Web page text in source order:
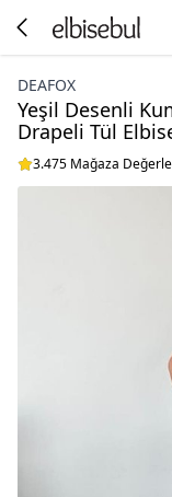
DEAFOX
Yeşil Desenli
Drapeli Tül
3.475 Mağaza